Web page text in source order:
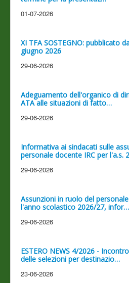
01-07-2026
XI TFA SOSTEGNO: pubblicato
giugno 2026
29-06-2026
Adeguamento dell'organico di
ATA alle situazioni di fatto…
29-06-2026
Informativa ai sindacati sulle
personale docente IRC per l'a.s.
29-06-2026
Assunzioni in ruolo del
l'anno scolastico 2026/27, infor…
29-06-2026
ESTERO NEWS 4/2026 -
delle selezioni per destinazio…
23-06-2026